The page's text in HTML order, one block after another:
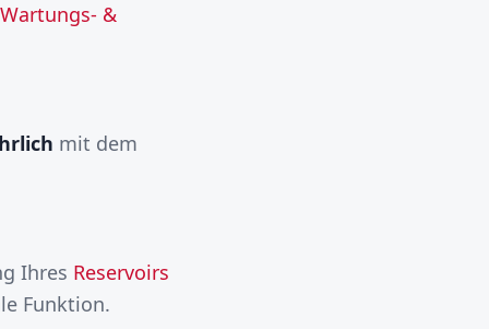
Wartungs- &
mit dem
Ihres Reservoirs
Funktion.